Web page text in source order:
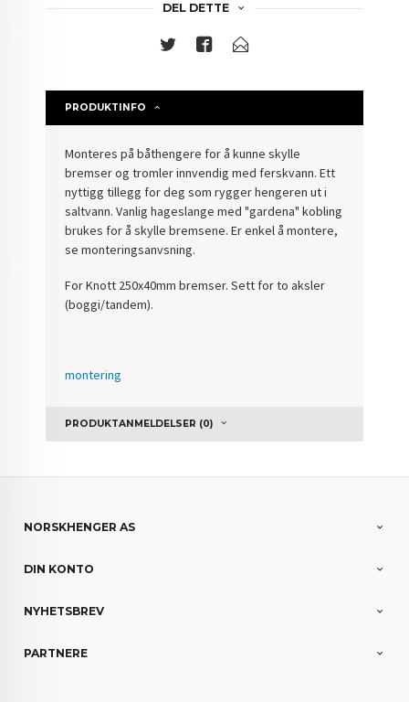
DEL DETTE
PRODUKTINFO
Monteres på båthengere for å kunne skylle
bremser og tromler innvendig med ferskvann. Ett
nyttigg tillegg for deg som rygger hengeren ut i
saltvann. Vanlig hageslange med "gardena" kobling
brukes for å skylle bremsene. Er enkel å montere,
se monteringsanvsning.
For Knott 250x40mm bremser. Sett for to aksler
(boggi/tandem).
montering
PRODUKTANMELDELSER (0)
NORSKHENGER AS
DIN KONTO
NYHETSBREV
PARTNERE